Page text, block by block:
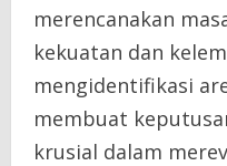
merencanakan
kekuatan dan
mengidentifikasi
membuat
krusial dalam